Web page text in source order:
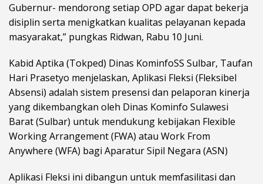
Gubernur- mendorong setiap OPD agar dapat bekerja
disiplin serta menigkatkan kualitas pelayanan kepada
masyarakat,” pungkas Ridwan, Rabu 10 Juni.
Kabid Aptika (Tokped) Dinas KominfoSS Sulbar, Taufan
Hari Prasetyo menjelaskan, Aplikasi Fleksi (Fleksibel
Absensi) adalah sistem presensi dan pelaporan kinerja
yang dikembangkan oleh Dinas Kominfo Sulawesi
Barat (Sulbar) untuk mendukung kebijakan Flexible
Working Arrangement (FWA) atau Work From
Anywhere (WFA) bagi Aparatur Sipil Negara (ASN)
Aplikasi Fleksi ini dibangun untuk memfasilitasi dan